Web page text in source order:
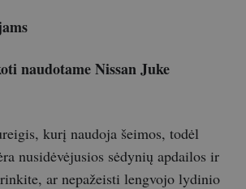
naudotame Nissan Juke
kurį naudoja šeimos, todėl
nusidėvėjusios sėdynių apdailos ir
ar nepažeisti lengvojo lydinio